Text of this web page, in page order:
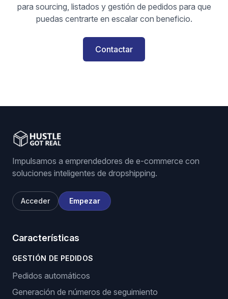
para sourcing, listados y gestión de pedidos para que
puedas centrarte en escalar con beneficio.
Contactar
Impulsamos a emprendedores de e-commerce con
soluciones inteligentes de dropshipping.
Acceder Empezar
Características
GESTIÓN DE PEDIDOS
Pedidos automáticos
Generación de números de seguimiento